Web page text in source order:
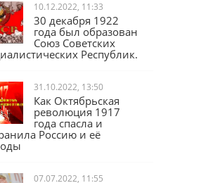
10.12.2022, 11:33
30 декабря 1922
года был образован
Союз Советских
Республик.
31.10.2022, 13:50
Как Октябрьская
революция 1917
года спасла и
Россию и её